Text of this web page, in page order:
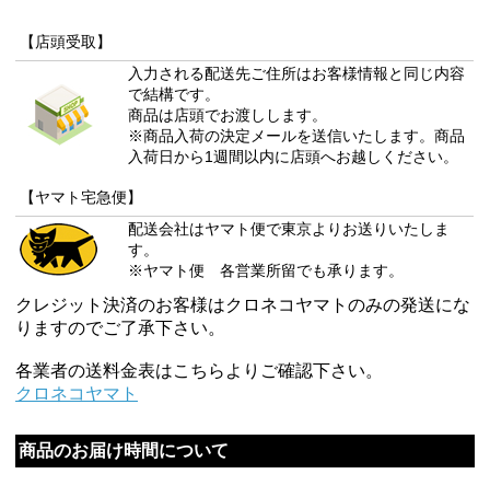
【店頭受取】
入力される配送先ご住所はお客様情報と同じ内容
で結構です。
商品は店頭でお渡しします。
※商品入荷の決定メールを送信いたします。商品
入荷日から1週間以内に店頭へお越しください。
【ヤマト宅急便】
配送会社はヤマト便で東京よりお送りいたしま
す。
※ヤマト便 各営業所留でも承ります。
クレジット決済のお客様はクロネコヤマトのみの発送にな
りますのでご了承下さい。
各業者の送料金表はこちらよりご確認下さい。
クロネコヤマト
商品のお届け時間について